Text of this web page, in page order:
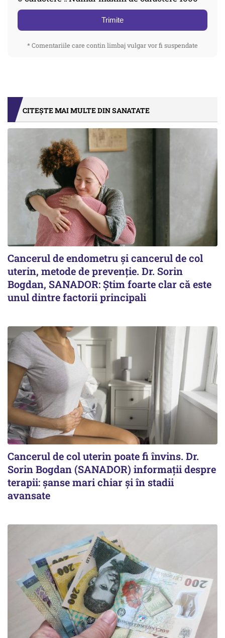
Trimite
* Comentariile care contin limbaj vulgar vor fi suspendate
CITEȘTE MAI MULTE DIN SANATATE
Cancerul de endometru și cancerul de col
uterin, metode de prevenție. Dr. Sorin
Bogdan, SANADOR: Știm foarte clar că este
unul dintre factorii principali
Cancerul de col uterin poate fi învins. Dr.
Sorin Bogdan (SANADOR) informații despre
terapii: șanse mari chiar și în stadii
avansate